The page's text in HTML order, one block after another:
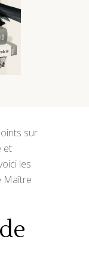
sur
et
les
Maître